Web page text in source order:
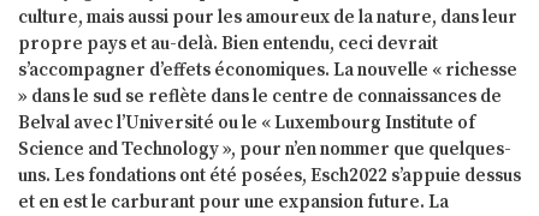
culture, mais aussi pour les amoureux de la nature, dans leur
propre pays et au-delà. Bien entendu, ceci devrait
s’accompagner d’effets économiques. La nouvelle « richesse
» dans le sud se reflète dans le centre de connaissances de
Belval avec l’Université ou le « Luxembourg Institute of
Science and Technology », pour n’en nommer que quelques-
uns. Les fondations ont été posées, Esch2022 s’appuie dessus
et en est le carburant pour une expansion future. La